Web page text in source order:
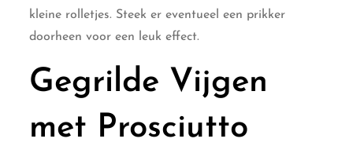
kleine rolletjes. Steek er eventueel een prikker
doorheen voor een leuk effect.
Gegrilde Vijgen
met Prosciutto